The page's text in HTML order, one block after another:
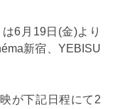
6月19日(金)より
新宿、YEBISU
が下記日程にて2